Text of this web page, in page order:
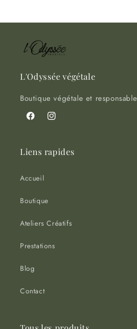
en
L'Odyssée végétale
Boutique végétale et responsable
FacebookInstagram
Liens rapides
Accueil
Boutique
Ateliers Créatifs
Prestations
Blog
Contact